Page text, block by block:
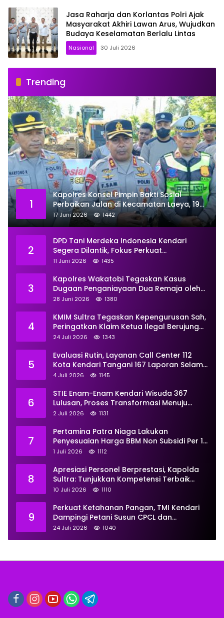
Jasa Raharja dan Korlantas Polri Ajak
Masyarakat Akhiri Lawan Arus, Wujudkan
Budaya Keselamatan Berlalu Lintas
Nasional 30 Juli 2026
Trending
1
Kapolres Konsel Pimpin Bakti Sosial
Perbaikan Jalan di Kecamatan Laeya, 19
Titik Rusak Siap Ditambal
17 Juni 2026 1442
2
DPD Tani Merdeka Indonesia Kendari
Segera Dilantik, Fokus Perkuat
Pemberdayaan
11 Juni 2026 1435
3
Kapolres Wakatobi Tegaskan Kasus
Dugaan Penganiayaan Dua Remaja oleh
Dua Anggota Ditangani Secara
28 Juni 2026 1380
4
KMIM Sultra Tegaskan Kepengurusan Sah,
Peringatkan Klaim Ketua Ilegal Berujung
Proses Hukum
24 Juli 2026 1343
5
Evaluasi Rutin, Layanan Call Center 112
Kota Kendari Tangani 167 Laporan Selama
Juni
4 Juli 2026 1145
6
STIE Enam-Enam Kendari Wisuda 367
Lulusan, Proses Transformasi Menuju
Universitas Resmi Diterima
2 Juli 2026 1131
7
Pertamina Patra Niaga Lakukan
Penyesuaian Harga BBM Non Subsidi Per 1
Juli 2026, Berikut Rinciannya
1 Juli 2026 1112
8
Apresiasi Personel Berprestasi, Kapolda
Sultra: Tunjukkan Kompetensi Terbaik
untuk Masyarakat
10 Juli 2026 1110
9
Perkuat Ketahanan Pangan, TMI Kendari
Dampingi Petani Susun CPCL dan
Persiapkan Sentra Ayam Petelur
24 Juli 2026 1040